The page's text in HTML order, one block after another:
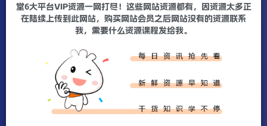
堂6大平台VIP资源一网打尽！这些网站资源都有，因资源太多正
在陆续上传到此网站，购买网站会员之后网站没有的资源联系
我，需要什么资源课程发给我。